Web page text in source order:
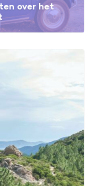
over het